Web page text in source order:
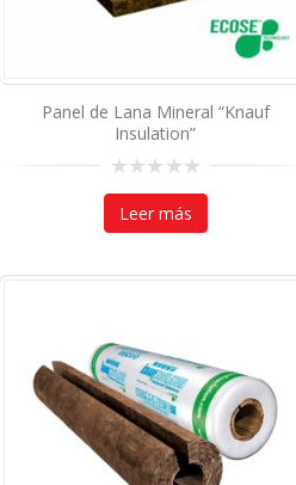
Panel de Lana Mineral “Knauf
Insulation”
outLeer más